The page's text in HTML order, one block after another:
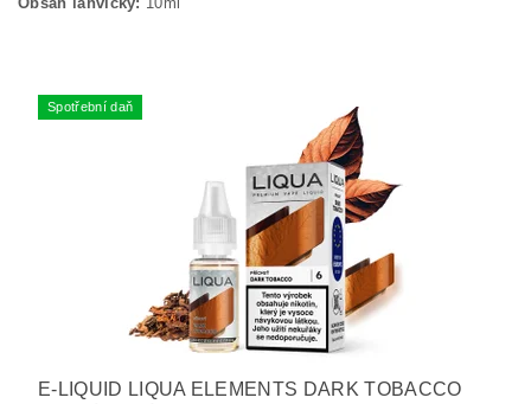
Spotřební daň
E-LIQUID LIQUA ELEMENTS DARK TOBACCO